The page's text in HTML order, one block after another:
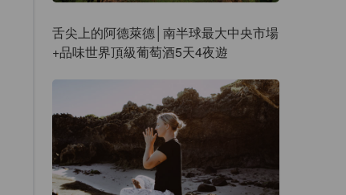
舌尖上的阿德萊德│南半球最大中央市場
+品味世界頂級葡萄酒5天4夜遊